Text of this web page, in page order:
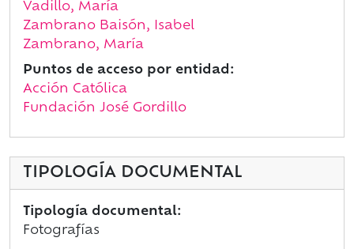
Vadillo, María
Zambrano Baisón, Isabel
Zambrano, María
Puntos de acceso por entidad:
Acción Católica
Fundación José Gordillo
TIPOLOGÍA DOCUMENTAL
Tipología documental:
Fotografías